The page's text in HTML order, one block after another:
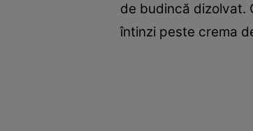
de budincă dizolvat.
întinzi peste crema